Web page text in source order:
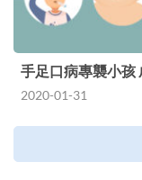
手足口病專襲小孩
2020-01-31